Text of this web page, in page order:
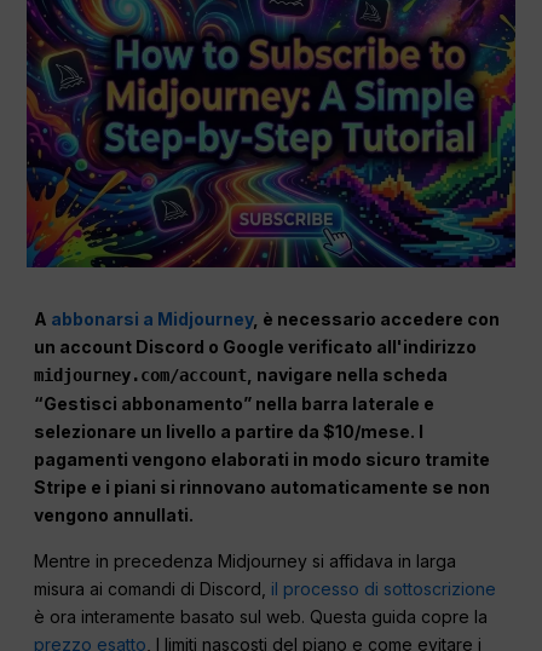
A abbonarsi a Midjourney, è necessario accedere con
un account Discord o Google verificato all'indirizzo
midjourney.com/account navigare nella scheda
“Gestisci abbonamento” nella barra laterale e
selezionare un livello a partire da $10/mese. I
pagamenti vengono elaborati in modo sicuro tramite
Stripe e i piani si rinnovano automaticamente se non
vengono annullati.
Mentre in precedenza Midjourney si affidava in larga
misura ai comandi di Discord, il processo di sottoscrizione
è ora interamente basato sul web. Questa guida copre la
prezzo esatto , I limiti nascosti del piano e come evitare i